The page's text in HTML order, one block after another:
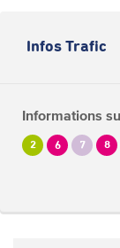
Infos Trafic
Informations
2 6 7 8